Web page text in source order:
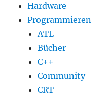
Hardware
Programmieren
ATL
Bücher
C++
Community
CRT